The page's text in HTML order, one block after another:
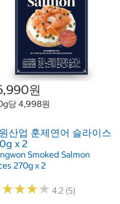
원
당 4,998원
산업 훈제연어 슬라이스
x 2
Smoked Salmon
270g x 2
★★★★
★★★★ 4.2 (5)